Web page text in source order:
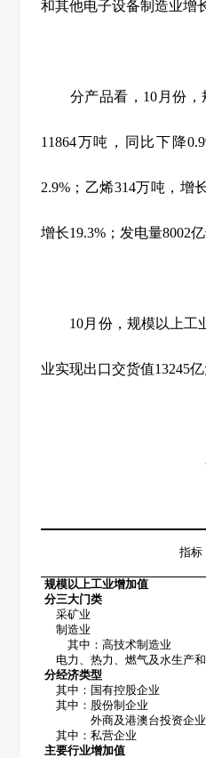
和其他电子设备制造业增
分产品看， 10 月份
11864万吨，同比下降
2.9% ；乙烯314万吨，增
增长19.3% ；发电量8002
10月份，规模以上工
业实现出口交货值13245
指标
规模以上工业增加值
分三大门类
采矿业
制造业
其中：高技术制造业
电力、热力、燃气及水生产
分经济类型
其中：国有控股企业
其中：股份制企业
外商及港澳台投资企业
其中：私营企业
主要行业增加值